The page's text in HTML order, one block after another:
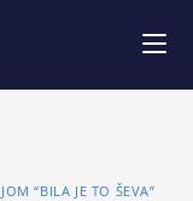
“BILA JE TO ŠEVA”